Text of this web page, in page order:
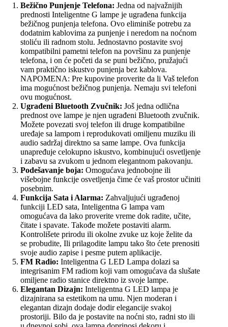
Bežično Punjenje Telefona: Jedna od najvažnijih
prednosti Inteligentne G lampe je ugrađena funkcija
bežičnog punjenja telefona. Ovo eliminiše potrebu za
dodatnim kablovima za punjenje i neredom na noćnom
stoliću ili radnom stolu. Jednostavno postavite svoj
kompatibilni pametni telefon na površinu za punjenje
telefona, i on će početi da se puni bežično, pružajući
vam praktično iskustvo punjenja bez kablova.
NAPOMENA: Pre kupovine proverite da li Vaš telefon
ima mogućnost bežičnog punjenja. Nemaju svi telefoni
ovu mogućnost.
Ugrađeni Bluetooth Zvučnik: Još jedna odlična
prednost ove lampe je njen ugrađeni Bluetooth zvučnik.
Možete povezati svoj telefon ili druge kompatibilne
uređaje sa lampom i reprodukovati omiljenu muziku ili
audio sadržaj direktno sa same lampe. Ova funkcija
unapređuje celokupno iskustvo, kombinujući osvetljenje
i zabavu sa zvukom u jednom elegantnom pakovanju.
Podešavanje boja: Omogućava jednobojne ili
višebojne funkcije osvetljenja čime će vaš prostor učiniti
posebnim.
Funkcija Sata i Alarma: Zahvaljujući ugrađenoj
funkciji LED sata, Inteligentna G lampa vam
omogućava da lako proverite vreme dok radite, učite,
čitate i spavate. Takođe možete postaviti alarm.
Kontrolišete prirodu ili okolne zvuke uz koje želite da
se probudite, Ili prilagodite lampu tako što ćete prenositi
svoje audio zapise i pesme putem aplikacije.
FM Radio: Inteligentna G LED Lampa dolazi sa
integrisanim FM radiom koji vam omogućava da slušate
omiljene radio stanice direktno iz svoje lampe.
Elegantan Dizajn: Inteligentna G LED lampa je
dizajnirana sa estetikom na umu. Njen moderan i
elegantan dizajn dodaje dodir elegancije svakoj
prostoriji. Bilo da je postavite na noćni sto, radni sto ili